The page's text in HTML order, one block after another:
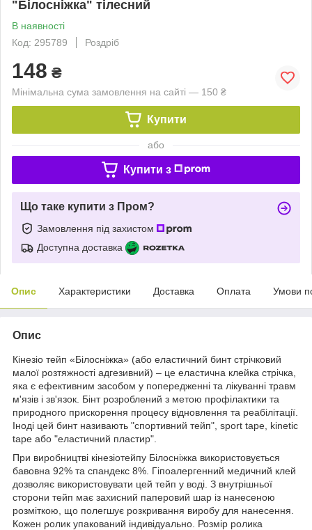
"Білосніжка" тілесний
В наявності
Код: 295789
Роздріб
148 ₴
Мінімальна сума замовлення на сайті — 150 ₴
Купити
або
Купити з
Що таке купити з Пром?
Замовлення під захистом
Доступна доставка
Опис Характеристики Доставка Оплата Умови
Опис
Кінезіо тейп «Білосніжка» (або еластичний бинт стрічковий
малої розтяжності адгезивний) – це еластична клейка стрічка,
яка є ефективним засобом у попередженні та лікуванні травм
м'язів і зв'язок. Бінт розроблений з метою профілактики та
природного прискорення процесу відновлення та реабілітації.
Іноді цей бинт називають "спортивний тейп", sport tape, kinetic
tape або "еластичний пластир".
При виробництві кінезіотейпу Білосніжка використовується
бавовна 92% та спандекс 8%. Гіпоалергенний медичний клей
дозволяє використовувати цей тейп у воді. З внутрішньої
сторони тейп має захисний паперовий шар із нанесеною
розміткою, що полегшує розкривання виробу для нанесення.
Кожен ролик упакований індивідуально. Розмір ролика